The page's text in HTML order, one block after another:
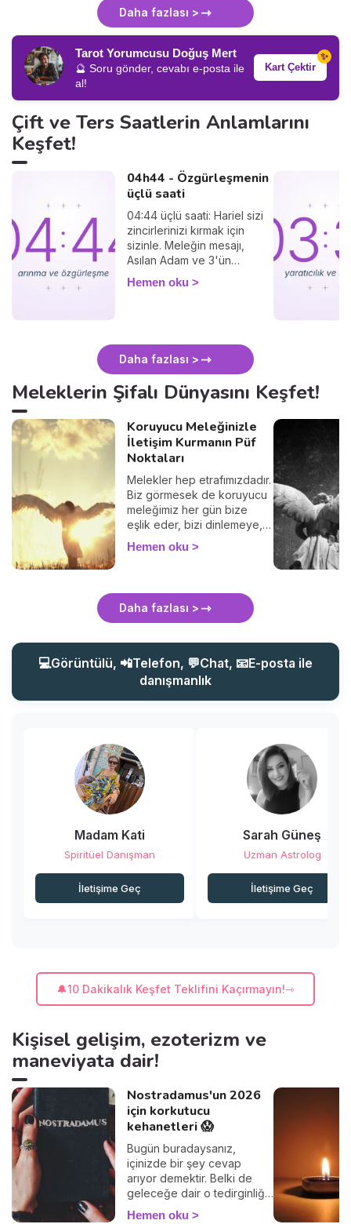
Daha fazlası >
Tarot Yorumcusu Doğuş Mert
🔮 Soru gönder, cevabı e-posta ile
al!
Kart Çektir
✨
Çift ve Ters Saatlerin Anlamlarını
Keşfet!
04h44 - Özgürleşmenin
üçlü saati
04:44 üçlü saati: Hariel sizi
zincirlerinizi kırmak için
sizinle. Meleğin mesajı,
Asılan Adam ve 3'ün
titreşimi.
Hemen oku
Daha fazlası >
Meleklerin Şifalı Dünyasını Keşfet!
Koruyucu Meleğinizle
İletişim Kurmanın Püf
Noktaları
Melekler hep etrafımızdadır.
Biz görmesek de koruyucu
meleğimiz her gün bize
eşlik eder, bizi dinlemeye,
teselli etmeye ve ona
seslenmeyi bilirsek
iletişim kurmanın püf
Hemen oku
Daha fazlası >
💻Görüntülü, 📲Telefon, 💬Chat, 📧E-posta ile
danışmanlık
Madam Kati
Spiritüel Danışman
İletişime Geç
Sarah Güneş
Uzman Astrolog
İletişime Geç
🔔10 Dakikalık Keşfet Teklifini Kaçırmayın!
Kişisel gelişim, ezoterizm ve
maneviyata dair!
Nostradamus'un 2026
için korkutucu
kehanetleri 😱
Bugün buradaysanız,
içinizde bir şey cevap
arıyor demektir. Belki de
geleceğe dair o tedirginliği
hissediyorsunuz, 2026'da
Hemen oku